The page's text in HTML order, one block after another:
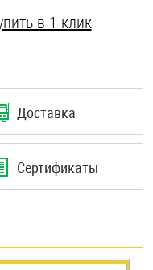
в 1 клик
Доставка
Сертификаты